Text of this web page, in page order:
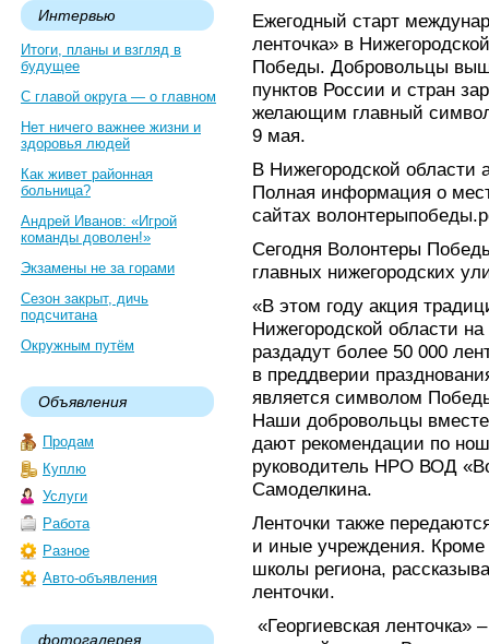
Интервью
Итоги, планы и взгляд в
будущее
С главой округа — о главном
Нет ничего важнее жизни и
здоровья людей
Как живет районная
больница?
Андрей Иванов: «Игрой
команды доволен!»
Экзамены не за горами
Сезон закрыт, дичь
подсчитана
Окружным путём
Объявления
Продам
Куплю
Услуги
Работа
Разное
Авто-объявления
фотогалерея
Ежегодный старт
ленточка» в
Победы. Добровольцы
пунктов России и стран
желающим главный
9 мая.
В Нижегородской области
Полная информация о
сайтах
Сегодня Волонтеры
главных нижегородских
«В этом году акция
Нижегородской области
раздадут более 50 000
в преддверии
является символом
Наши добровольцы
дают рекомендации по
руководитель НРО ВОД
Самоделкина.
Ленточки также
и иные учреждения.
школы региона,
ленточки.
«Георгиевская